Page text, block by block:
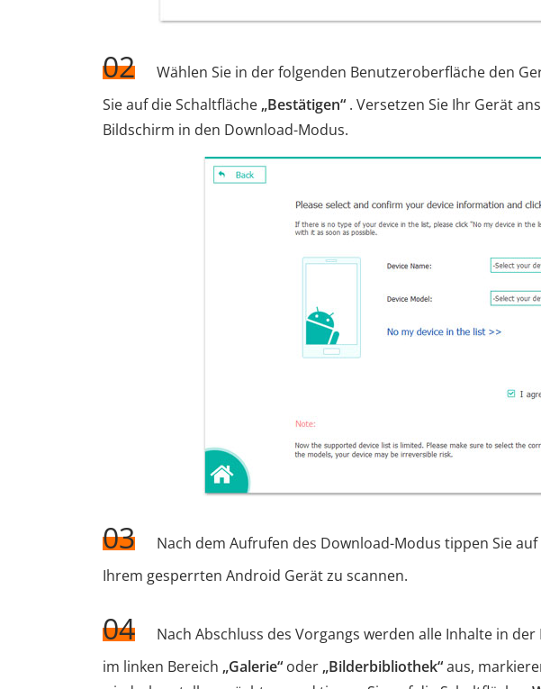
02
Wählen Sie in der folgenden Benutzeroberfläche den
Sie auf die Schaltfläche „Bestätigen“ . Versetzen Sie Ihr Gerät
Bildschirm in den Download-Modus.
03 Nach dem Aufrufen des Download-Modus tippen Sie
Ihrem gesperrten Android Gerät zu scannen.
04
Nach Abschluss des Vorgangs werden alle Inhalte in
im linken Bereich „Galerie“ oder „Bilderbibliothek“aus,